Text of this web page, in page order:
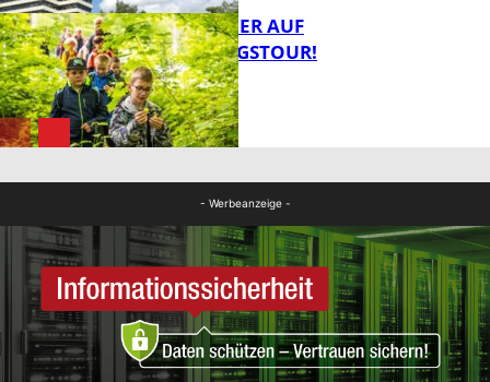
FB News
MIT DEM JÄGER AUF
ENTDECKUNGSTOUR!
- Werbeanzeige -